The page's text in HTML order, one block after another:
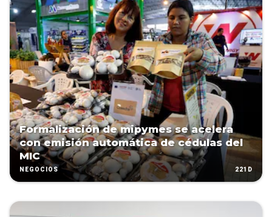
Formalización de mipymes se acelera
con emisión automática de cédulas del
MIC
NEGOCIOS 221D